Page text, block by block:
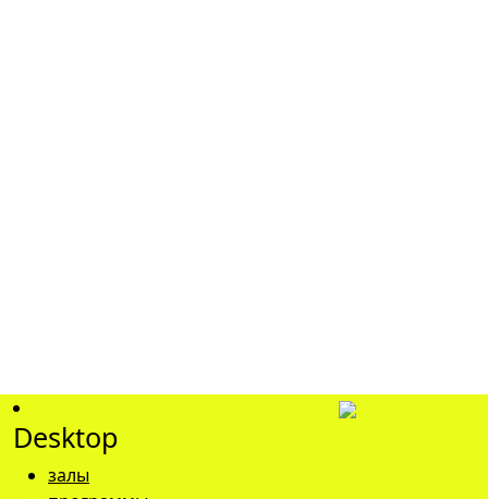
столицы на открытие
мультимедийного пространства
«Большая Страна»
Desktop
залы